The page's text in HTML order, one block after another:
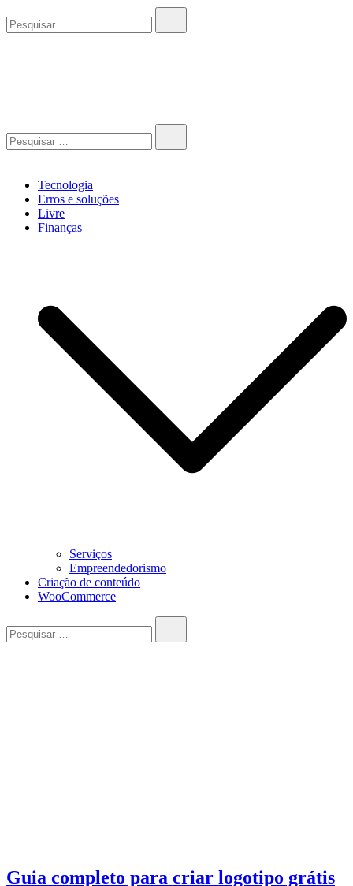
Tecnologia
Erros e soluções
Livre
Finanças
Serviços
Empreendedorismo
Criação de conteúdo
WooCommerce
Guia completo para criar logotipo grátis